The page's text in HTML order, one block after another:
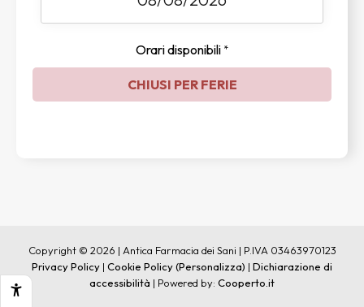
Orari disponibili *
CHIUSI PER FERIE
Copyright © 2026 | Antica Farmacia dei Sani | P.IVA 03463970123
Privacy Policy | Cookie Policy(Personalizza) | Dichiarazione di
accessibilità | Powered by: Cooperto.it